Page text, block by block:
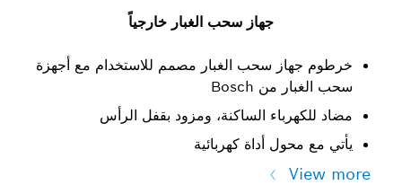
جهاز سحب الغبار خارجياً
خرطوم جهاز سحب الغبار مصمم للاستخدام مع أجهزة
سحب الغبار من Bosch
مضاد للكهرباء الساكنة، ومزود بقفل الرأس
يأتي مع محول أداة كهربائية
View more